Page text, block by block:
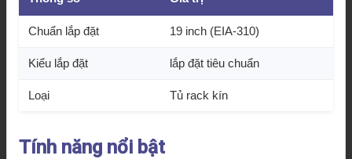
Chuẩn lắp đặt 19 inch (EIA-310)
Kiểu lắp đặt lắp đặt tiêu chuẩn
Loại Tủ rack kín
Tính năng nổi bật